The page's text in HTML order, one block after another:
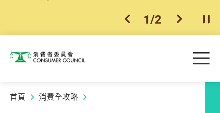
上一個
1/2 下一個開
消費者委員會 目
首頁 消費全攻略